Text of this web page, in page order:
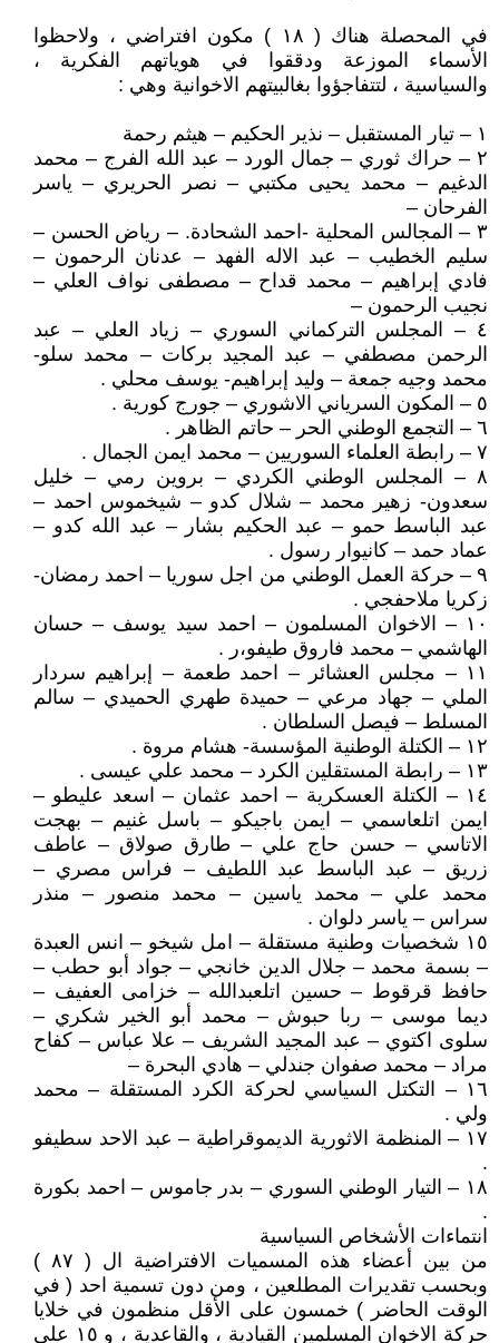
في المحصلة هناك ( ١٨ ) مكون افتراضي ، ولاحظوا
الأسماء الموزعة ودققوا في هوياتهم الفكرية ،
والسياسية ، لتتفاجؤوا بغالبيتهم الاخوانية وهي :
١ – تيار المستقبل – نذير الحكيم – هيثم رحمة
٢ – حراك ثوري – جمال الورد – عبد الله الفرج – محمد
الدغيم – محمد يحيى مكتبي – نصر الحريري – ياسر
الفرحان –
٣ – المجالس المحلية -احمد الشحادة. – رياض الحسن –
سليم الخطيب – عبد الاله الفهد – عدنان الرحمون –
فادي إبراهيم – محمد قداح – مصطفى نواف العلي –
نجيب الرحمون –
٤ – المجلس التركماني السوري – زياد العلي – عبد
الرحمن مصطفي – عبد المجيد بركات – محمد سلو-
محمد وجيه جمعة – وليد إبراهيم- يوسف محلي .
٥ – المكون السرياني الاشوري – جورج كورية .
٦ – التجمع الوطني الحر – حاتم الظاهر .
٧ – رابطة العلماء السوريين – محمد ايمن الجمال .
٨ – المجلس الوطني الكردي – بروين رمي – خليل
سعدون- زهير محمد – شلال كدو – شيخموس احمد –
عبد الباسط حمو – عبد الحكيم بشار – عبد الله كدو –
عماد حمد – كانيوار رسول .
٩ – حركة العمل الوطني من اجل سوريا – احمد رمضان-
زكريا ملاحفجي .
١٠ – الاخوان المسلمون – احمد سيد يوسف – حسان
الهاشمي – محمد فاروق طيفو،ر .
١١ – مجلس العشائر – احمد طعمة – إبراهيم سردار
الملي – جهاد مرعي – حميدة طهري الحميدي – سالم
المسلط – فيصل السلطان .
١٢ – الكتلة الوطنية المؤسسة- هشام مروة .
١٣ – رابطة المستقلين الكرد – محمد علي عيسى .
١٤ – الكتلة العسكرية – احمد عثمان – اسعد عليطو –
ايمن اتلعاسمي – ايمن باجيكو – باسل غنيم – بهجت
الاتاسي – حسن حاج علي – طارق صولاق – عاطف
زريق – عبد الباسط عبد اللطيف – فراس مصري –
محمد علي – محمد ياسين – محمد منصور – منذر
سراس – ياسر دلوان .
١٥ شخصيات وطنية مستقلة – امل شيخو – انس العبدة
– بسمة محمد – جلال الدين خانجي – جواد أبو حطب –
حافظ قرقوط – حسين اتلعبدالله – خزامى العفيف –
ديما موسى – ربا حبوش – محمد أبو الخير شكري –
سلوى اكتوي – عبد المجيد الشريف – علا عباس – كفاح
مراد – محمد صفوان جندلي – هادي البحرة –
١٦ – التكتل السياسي لحركة الكرد المستقلة – محمد
ولي .
١٧ – المنظمة الاثورية الديموقراطية – عبد الاحد سطيفو
.
١٨ – التيار الوطني السوري – بدر جاموس – احمد بكورة
.
انتماءات الأشخاص السياسية
من بين أعضاء هذه المسميات الافتراضية ال ( ٨٧ )
وبحسب تقديرات المطلعين ، ومن دون تسمية احد ( في
الوقت الحاضر ) خمسون على الأقل منظمون في خلايا
حركة الاخوان المسلمين القيادية ، والقاعدية ، و ١٥ على